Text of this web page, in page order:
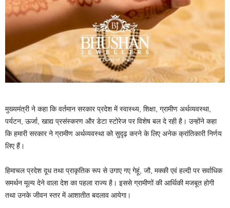
मुख्यमंत्री ने कहा कि वर्तमान सरकार प्रदेश में स्वास्थ्य, शिक्षा, ग्रामीण अर्थव्यवस्था,
पर्यटन, ऊर्जा, खाद्य प्रसंस्करण और डेटा स्टोरेज पर विशेष बल दे रही है। उन्होंने कहा
कि हमारी सरकार ने ग्रामीण अर्थव्यवस्था को सुदृढ़ करने के लिए अनेक क्रांतिकारी निर्णय
लिए हैं।
हिमाचल प्रदेश दूध तथा प्राकृतिक रूप से उगाए गए गेहूं, जौ, मक्की एवं हल्दी पर सर्वाधिक
समर्थन मूल्य देने वाला देश का पहला राज्य है। इससे ग्रामीणों की आर्थिकी मजबूत होगी
तथा उनके जीवन स्तर में आशातीत बदलाव आयेगा।